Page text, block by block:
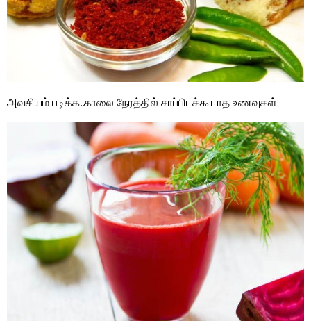
அவசியம் படிக்க..காலை நேரத்தில் சாப்பிடக்கூடாத உணவுகள்